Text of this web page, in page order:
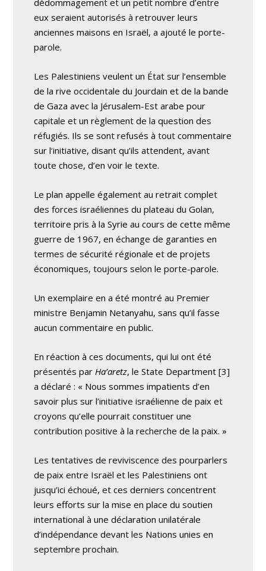
eux seraient autorisés à retrouver leurs
anciennes maisons en Israël, a ajouté le porte-
parole.
Les Palestiniens veulent un État sur l’ensemble
de la rive occidentale du Jourdain et de la bande
de Gaza avec la Jérusalem-Est arabe pour
capitale et un règlement de la question des
réfugiés. Ils se sont refusés à tout commentaire
sur l’initiative, disant qu’ils attendent, avant
toute chose, d’en voir le texte.
Le plan appelle également au retrait complet
des forces israéliennes du plateau du Golan,
territoire pris à la Syrie au cours de cette même
guerre de 1967, en échange de garanties en
termes de sécurité régionale et de projets
économiques, toujours selon le porte-parole.
Un exemplaire en a été montré au Premier
ministre Benjamin Netanyahu, sans qu’il fasse
aucun commentaire en public.
En réaction à ces documents, qui lui ont été
présentés par Ha’aretz, le State Department [3]
a déclaré : « Nous sommes impatients d’en
savoir plus sur l’initiative israélienne de paix et
croyons qu’elle pourrait constituer une
contribution positive à la recherche de la paix. »
Les tentatives de reviviscence des pourparlers
de paix entre Israël et les Palestiniens ont
jusqu’ici échoué, et ces derniers concentrent
leurs efforts sur la mise en place du soutien
international à une déclaration unilatérale
d’indépendance devant les Nations unies en
septembre prochain.